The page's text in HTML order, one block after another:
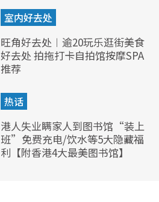
室内好去处
旺角好去处︱逾20玩乐逛街美食
好去处 拍拖打卡自拍馆按摩SPA
推荐
热话
港人失业瞒家人到图书馆“装上
班”免费充电/饮水等5大隐藏福
利【附香港4大最美图书馆】